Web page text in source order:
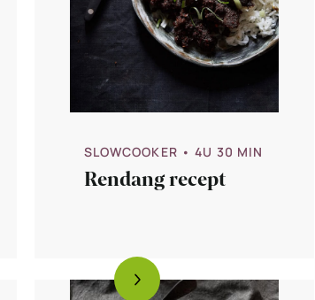
SLOWCOOKER • 4U 30 MIN
Rendang recept